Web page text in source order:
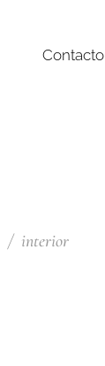
Contacto
interior